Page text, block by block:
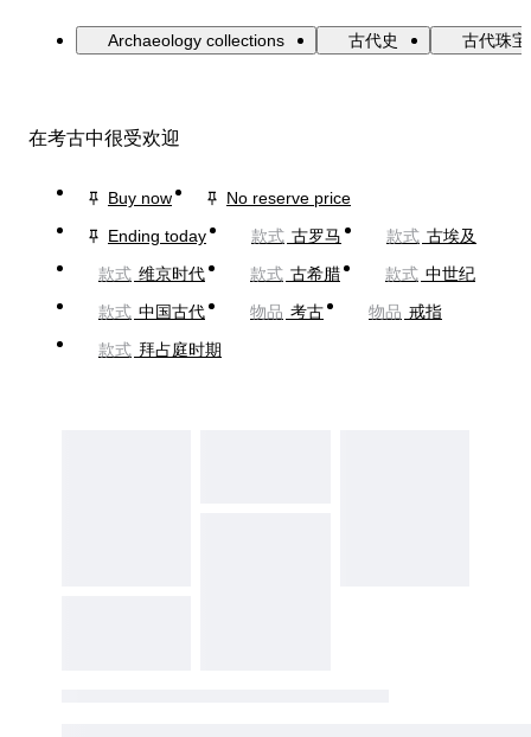
Archaeology collections 古代史 古代珠
在考古中很受欢迎
Buy now
No reserve price
Ending today
款式 古罗马 款式 古埃及
款式 维京时代 款式 古希腊 款式 中世纪
款式 中国古代 物品 考古 物品 戒指
款式 拜占庭时期